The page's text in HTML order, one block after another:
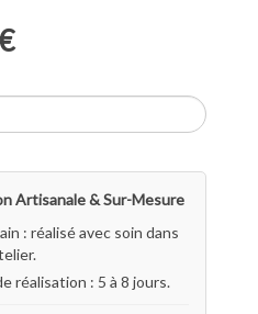
Artisanale & Sur-Mesure
: réalisé avec soin dans
réalisation : 5 à 8 jours.